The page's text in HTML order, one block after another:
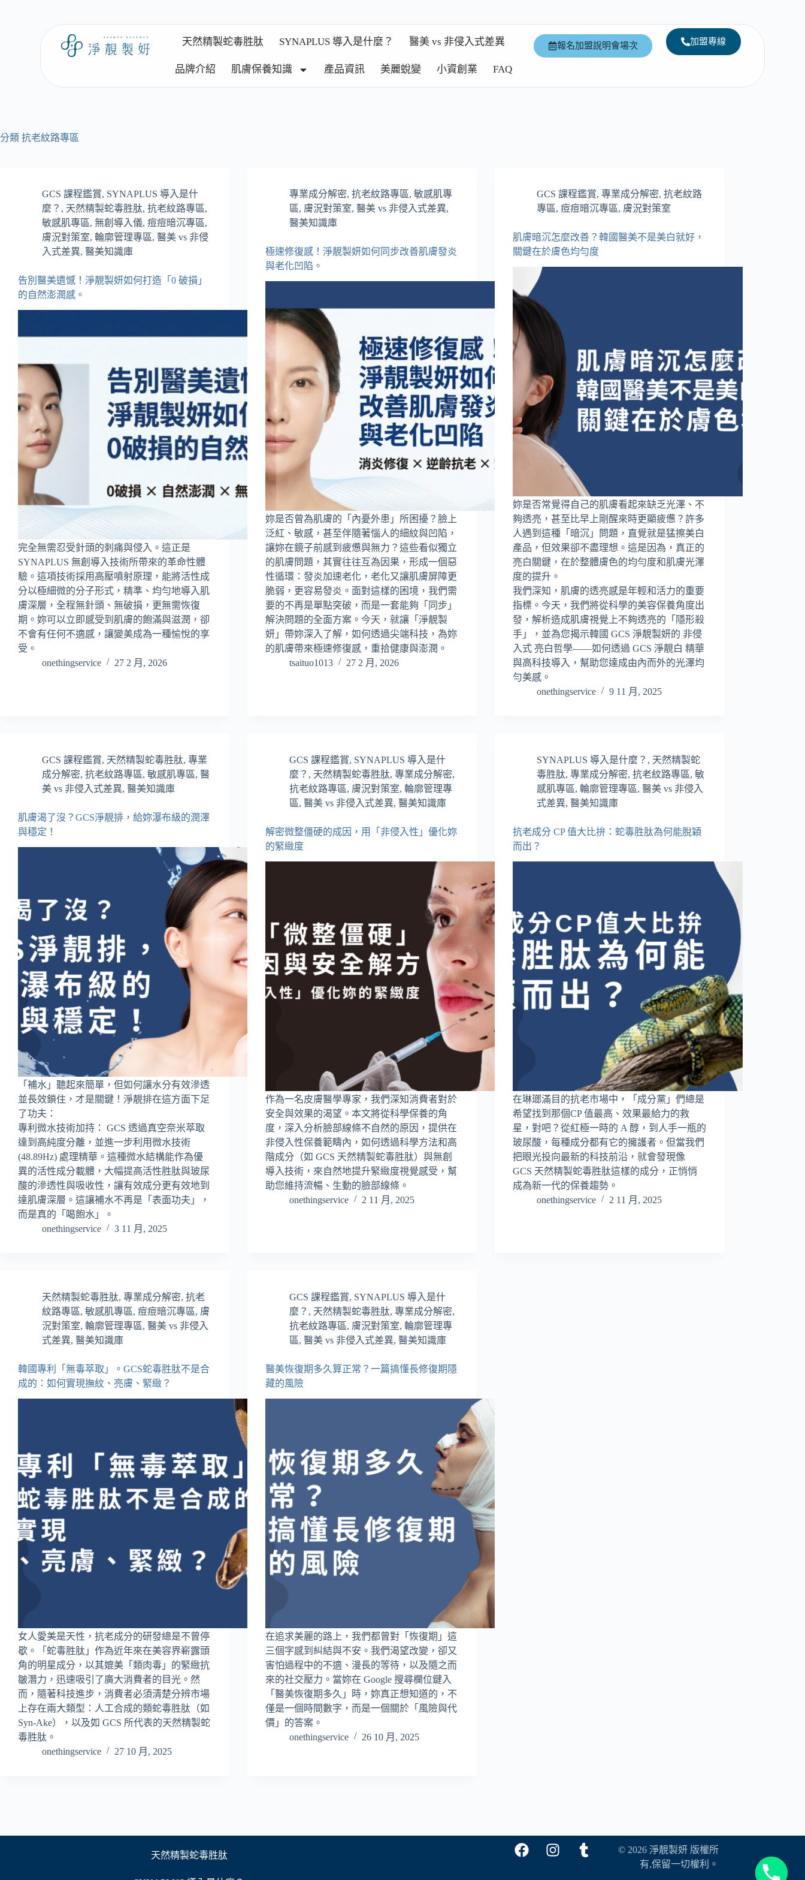
天然精製蛇毒胜肽 SYNAPLUS 導入是什麼？ 醫美 vs 非侵入式差異
品牌介紹 肌膚保養知識 產品資訊 美麗蛻變 小資創業 FAQ
報名加盟說明會場次 加盟專線
分類 抗老紋路專區
GCS 課程鑑賞, SYNAPLUS 導入是什
麼？ , 天然精製蛇毒胜肽, 抗老紋路專區,
敏感肌專區, 無創導入儀, 痘痘暗沉專區,
膚況對策室, 輪廓管理專區, 醫美 vs 非侵
入式差異, 醫美知識庫
告別醫美遺憾！淨靚製妍如何打造「0 破損」
的自然澎潤感。
完全無需忍受針頭的刺痛與侵入。這正是
SYNAPLUS 無創導入技術所帶來的革命性體
驗。這項技術採用高壓噴射原理，能將活性成
分以極細微的分子形式，精準、均勻地導入肌
膚深層，全程無針頭、無破損，更無需恢復
期。妳可以立即感受到肌膚的飽滿與滋潤，卻
不會有任何不適感，讓變美成為一種愉悅的享
受。
onethingservice
27 2 月, 2026
專業成分解密,抗老紋路專區,敏感肌專
區, 膚況對策室,醫美 vs 非侵入式差異,
醫美知識庫
極速修復感！淨靚製妍如何同步改善肌膚發炎
與老化凹陷。
妳是否曾為肌膚的「內憂外患」所困擾？臉上
泛紅、敏感，甚至伴隨著惱人的細紋與凹陷，
讓妳在鏡子前感到疲憊與無力？這些看似獨立
的肌膚問題，其實往往互為因果，形成一個惡
性循環：發炎加速老化，老化又讓肌膚屏障更
脆弱，更容易發炎。面對這樣的困境，我們需
要的不再是單點突破，而是一套能夠「同步」
解決問題的全面方案。今天，就讓「淨靚製
妍」帶妳深入了解，如何透過尖端科技，為妳
的肌膚帶來極速修復感，重拾健康與澎潤。
tsaituo1013
27 2 月, 2026
GCS 課程鑑賞,專業成分解密,抗老紋路
專區,痘痘暗沉專區, 膚況對策室
肌膚暗沉怎麼改善？韓國醫美不是美白就好，
關鍵在於膚色均勻度
妳是否常覺得自己的肌膚看起來缺乏光澤、不
夠透亮，甚至比早上剛醒來時更顯疲憊？許多
人遇到這種「暗沉」問題，直覺就是猛擦美白
產品，但效果卻不盡理想。這是因為，真正的
亮白關鍵，在於整體膚色的均勻度和肌膚光澤
度的提升。
我們深知，肌膚的透亮感是年輕和活力的重要
指標。今天，我們將從科學的美容保養角度出
發，解析造成肌膚視覺上不夠透亮的「隱形殺
手」，並為您揭示韓國 GCS 淨靚製妍的 非侵
入式 亮白哲學——如何透過 GCS 淨靚白 精華
與高科技導入，幫助您達成由內而外的光澤均
勻美感。
onethingservice
9 11 月, 2025
GCS 課程鑑賞, 天然精製蛇毒胜肽, 專業
成分解密, 抗老紋路專區, 敏感肌專區, 醫
美 vs 非侵入式差異, 醫美知識庫
肌膚渴了沒？GCS淨靚排，給妳瀑布級的潤澤
與穩定！
「補水」聽起來簡單，但如何讓水分有效滲透
並長效鎖住，才是關鍵！淨靚排在這方面下足
了功夫：
專利微水技術加持： GCS 透過真空奈米萃取
達到高純度分離，並進一步利用微水技術
(48.89Hz) 處理精華。這種微水結構能作為優
異的活性成分載體，大幅提高活性胜肽與玻尿
酸的滲透性與吸收性，讓有效成分更有效地到
達肌膚深層。這讓補水不再是「表面功夫」，
而是真的「喝飽水」。
onethingservice
3 11 月, 2025
GCS 課程鑑賞, SYNAPLUS 導入是什
麼？ , 天然精製蛇毒胜肽,專業成分解密,
抗老紋路專區, 膚況對策室,輪廓管理專
區,醫美 vs 非侵入式差異,醫美知識庫
解密微整僵硬的成因，用「非侵入性」優化妳
的緊緻度
作為一名皮膚醫學專家，我們深知消費者對於
安全與效果的渴望。本文將從科學保養的角
度，深入分析臉部線條不自然的原因，提供在
非侵入性保養範疇內，如何透過科學方法和高
階成分（如 GCS 天然精製蛇毒胜肽）與無創
導入技術，來自然地提升緊緻度視覺感受，幫
助您維持流暢、生動的臉部線條。
onethingservice
2 11 月, 2025
SYNAPLUS 導入是什麼？ , 天然精製蛇
毒胜肽,專業成分解密,抗老紋路專區,敏
感肌專區,輪廓管理專區,醫美 vs 非侵入
式差異,醫美知識庫
抗老成分 CP 值大比拚：蛇毒胜肽為何能脫穎
而出？
在琳瑯滿目的抗老市場中，「成分黨」們總是
希望找到那個CP 值最高、效果最給力的救
星，對吧？從紅極一時的 A 醇，到人手一瓶的
玻尿酸，每種成分都有它的擁護者。但當我們
把眼光投向最新的科技前沿，就會發現像
GCS 天然精製蛇毒胜肽這樣的成分，正悄悄
成為新一代的保養趨勢。
onethingservice
2 11 月, 2025
天然精製蛇毒胜肽, 專業成分解密, 抗老
紋路專區, 敏感肌專區, 痘痘暗沉專區, 膚
況對策室, 輪廓管理專區, 醫美 vs 非侵入
式差異, 醫美知識庫
韓國專利「無毒萃取」。GCS蛇毒胜肽不是合
成的：如何實現撫紋、亮膚、緊緻？
女人愛美是天性，抗老成分的研發總是不曾停
歇。「蛇毒胜肽」作為近年來在美容界嶄露頭
角的明星成分，以其媲美「類肉毒」的緊緻抗
皺潛力，迅速吸引了廣大消費者的目光。然
而，隨著科技進步，消費者必須清楚分辨市場
上存在兩大類型：人工合成的類蛇毒胜肽（如
Syn-Ake），以及如 GCS 所代表的天然精製蛇
毒胜肽。
onethingservice
27 10 月, 2025
GCS 課程鑑賞, SYNAPLUS 導入是什
麼？ , 天然精製蛇毒胜肽,專業成分解密,
抗老紋路專區, 膚況對策室,輪廓管理專
區,醫美 vs 非侵入式差異,醫美知識庫
醫美恢復期多久算正常？一篇搞懂長修復期隱
藏的風險
在追求美麗的路上，我們都曾對「恢復期」這
三個字感到糾結與不安。我們渴望改變，卻又
害怕過程中的不適、漫長的等待，以及隨之而
來的社交壓力。當妳在 Google 搜尋欄位鍵入
「醫美恢復期多久」時，妳真正想知道的，不
僅是一個時間數字，而是一個關於「風險與代
價」的答案。
onethingservice
26 10 月, 2025
天然精製蛇毒胜肽
© 2026 淨靚製妍 版權所
有,保留一切權利。
y